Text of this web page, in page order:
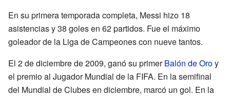
En su primera temporada completa, Messi hizo 18
asistencias y 38 goles en 62 partidos. Fue el máximo
goleador de la Liga de Campeones con nueve tantos.
El 2 de diciembre de 2009, ganó su primerBalón de Oroy
el premio al Jugador Mundial de la FIFA. En la semifinal
del Mundial de Clubes en diciembre, marcó un gol. En la